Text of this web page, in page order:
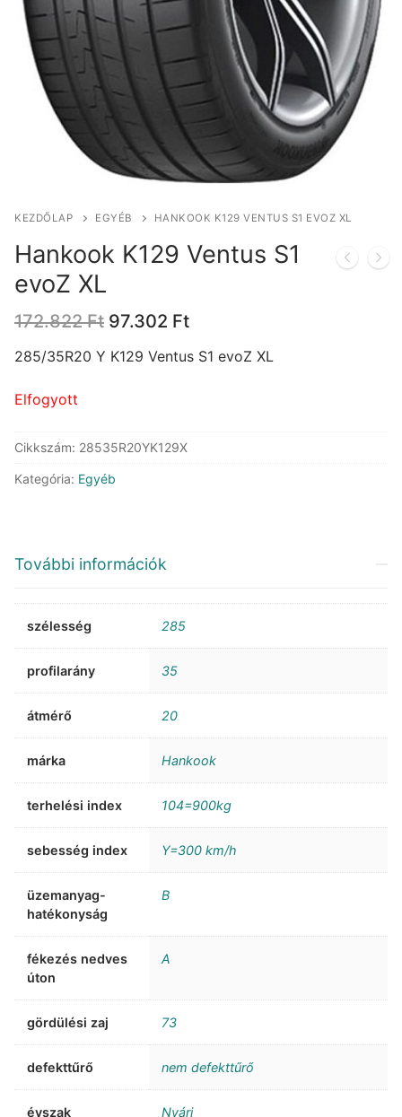
KEZDŐLAP EGYÉB HANKOOK K129 VENTUS S1 EVOZ XL
Hankook K129 Ventus S1
evoZ XL
172.822Ft Original
was:
97.302 FtCurrent
is:
285/35R20 Y K129 Ventus S1 evoZ XL
Elfogyott
Cikkszám: 28535R20YK129X
Kategória: Egyéb
További információk
szélesség 285
profilarány 35
átmérő 20
márka Hankook
terhelési index 104=900kg
sebesség index Y=300 km/h
üzemanyag-
hatékonyság
B
fékezés nedves
úton
A
gördülési zaj 73
defekttűrő nem defekttűrő
évszak Nyári